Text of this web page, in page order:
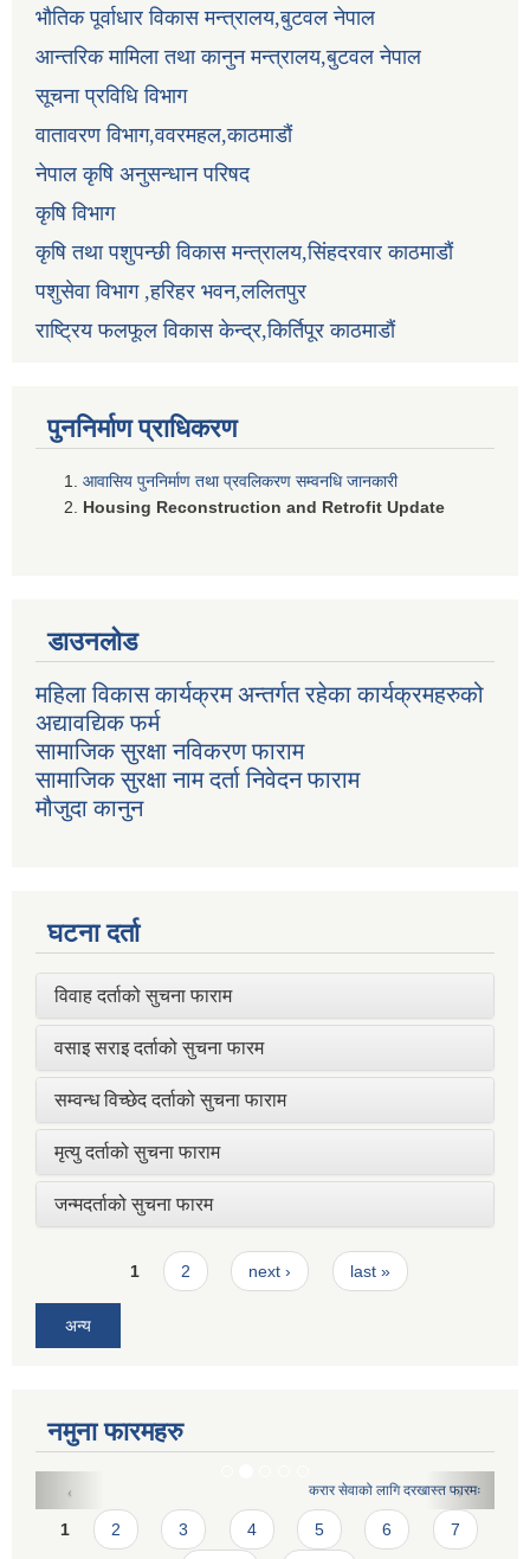
भौतिक पूर्वाधार विकास मन्त्रालय,बुटवल नेपाल
आन्तरिक मामिला तथा कानुन मन्त्रालय,बुटवल नेपाल
सूचना प्रविधि विभाग
वातावरण विभाग,ववरमहल,काठमाडौं
नेपाल कृषि अनुसन्धान परिषद
कृषि विभाग
कृषि तथा पशुपन्छी विकास मन्त्रालय,सिंहदरवार काठमाडौं
पशुसेवा विभाग ,हरिहर भवन,ललितपुर
राष्ट्रिय फलफूल विकास केन्द्र,किर्तिपूर काठमाडौं
पुननिर्माण प्राधिकरण
आवासिय पुननिर्माण तथा प्रवलिकरण सम्वनधि जानकारी
Housing Reconstruction and Retrofit Update
डाउनलोड
महिला विकास कार्यक्रम अन्तर्गत रहेका कार्यक्रमहरुको
अद्यावद्यिक फर्म
सामाजिक सुरक्षा नविकरण फाराम
सामाजिक सुरक्षा नाम दर्ता निवेदन फाराम
मौजुदा कानुन
घटना दर्ता
विवाह दर्ताको सुचना फाराम
वसाइ सराइ दर्ताको सुचना फारम
सम्वन्ध विच्छेद दर्ताको सुचना फाराम
मृत्यु दर्ताको सुचना फाराम
जन्मदर्ताको सुचना फारम
Pages1 2 next › last »
अन्य
नमुना फारमहरु
करार सेवाको लागि दरखास्त फारमः
Pages
1 2 3 4 5 6 7